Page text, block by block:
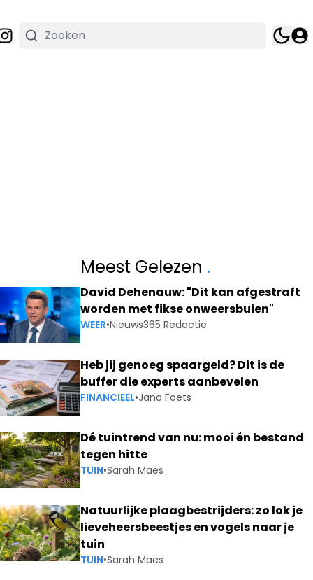
Meest Gelezen .
David Dehenauw: "Dit kan afgestraft
worden met fikse onweersbuien"
WEER•Nieuws365 Redactie
Heb jij genoeg spaargeld? Dit is de
buffer die experts aanbevelen
FINANCIEEL•Jana Foets
Dé tuintrend van nu: mooi én bestand
tegen hitte
TUIN•Sarah Maes
Natuurlijke plaagbestrijders: zo lok je
lieveheersbeestjes en vogels naar je
tuin
TUIN•Sarah Maes